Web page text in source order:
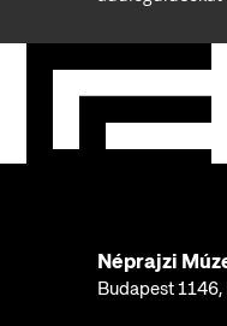
Néprajzi
Budapest